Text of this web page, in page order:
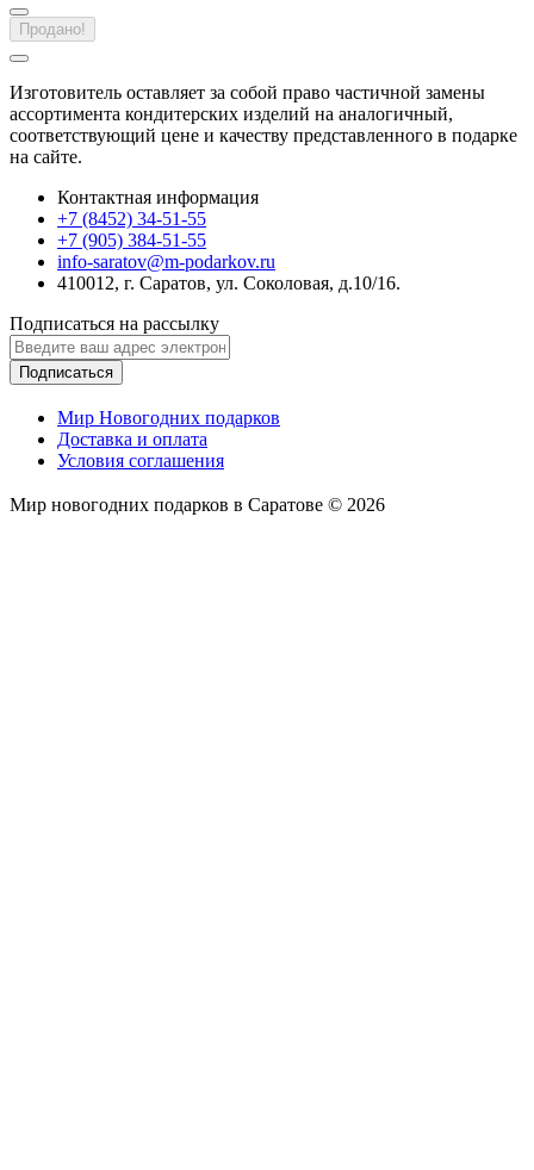
Продано!
Изготовитель оставляет за собой право частичной замены
ассортимента кондитерских изделий на аналогичный,
соответствующий цене и качеству представленного в подарке
на сайте.
Контактная информация
+7 (8452) 34-51-55
+7 (905) 384-51-55
info-saratov@m-podarkov.ru
410012, г. Саратов, ул. Соколовая, д.10/16.
Подписаться на рассылку
Подписаться
Мир Новогодних подарков
Доставка и оплата
Условия соглашения
Мир новогодних подарков в Саратове © 2026